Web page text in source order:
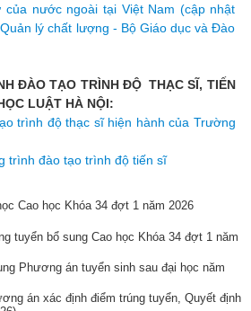
nước ngoài tại Việt Nam (cập nhật
lý chất lượng - Bộ Giáo dục và Đào
ĐÀO TẠO TRÌNH ĐỘ THẠC SĨ, TIẾN
LUẬT HÀ NỘI:
trình độ thạc sĩ hiện hành của Trường
trình đào tạo trình độ tiến sĩ
Cao học Khóa 34 đợt 1 năm 2026
tuyển bổ sung Cao học Khóa 34 đợt 1 năm
Phương án tuyển sinh sau đại học năm
án xác định điểm trúng tuyển, Quyết định